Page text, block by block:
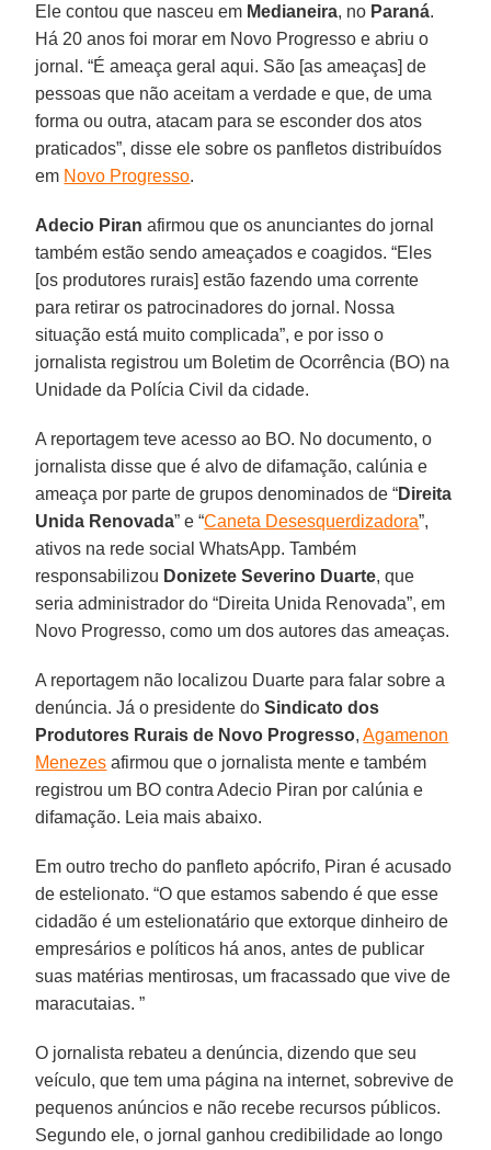
Ele contou que nasceu em Medianeira, no Paraná.
Há 20 anos foi morar em Novo Progresso e abriu o
jornal. “É ameaça geral aqui. São [as ameaças] de
pessoas que não aceitam a verdade e que, de uma
forma ou outra, atacam para se esconder dos atos
praticados”, disse ele sobre os panfletos distribuídos
em Novo Progresso.
Adecio Piran afirmou que os anunciantes do jornal
também estão sendo ameaçados e coagidos. “Eles
[os produtores rurais] estão fazendo uma corrente
para retirar os patrocinadores do jornal. Nossa
situação está muito complicada”, e por isso o
jornalista registrou um Boletim de Ocorrência (BO) na
Unidade da Polícia Civil da cidade.
A reportagem teve acesso ao BO. No documento, o
jornalista disse que é alvo de difamação, calúnia e
ameaça por parte de grupos denominados de “Direita
Unida Renovada” e “Caneta Desesquerdizadora”,
ativos na rede social WhatsApp. Também
responsabilizou Donizete Severino Duarte, que
seria administrador do “Direita Unida Renovada”, em
Novo Progresso, como um dos autores das ameaças.
A reportagem não localizou Duarte para falar sobre a
denúncia. Já o presidente do Sindicato dos
Produtores Rurais de Novo Progresso,Agamenon
Menezes afirmou que o jornalista mente e também
registrou um BO contra Adecio Piran por calúnia e
difamação. Leia mais abaixo.
Em outro trecho do panfleto apócrifo, Piran é acusado
de estelionato. “O que estamos sabendo é que esse
cidadão é um estelionatário que extorque dinheiro de
empresários e políticos há anos, antes de publicar
suas matérias mentirosas, um fracassado que vive de
maracutaias. ”
O jornalista rebateu a denúncia, dizendo que seu
veículo, que tem uma página na internet, sobrevive de
pequenos anúncios e não recebe recursos públicos.
Segundo ele, o jornal ganhou credibilidade ao longo